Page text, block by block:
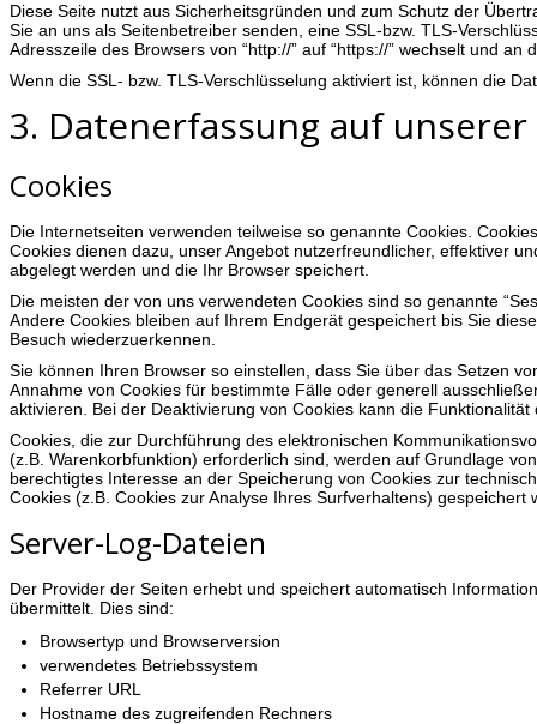
Diese Seite nutzt aus Sicherheitsgründen und zum Schutz der
Sie an uns als Seitenbetreiber senden, eine SSL-bzw. TLS-
Adresszeile des Browsers von “http://” auf “https://” wechselt und
Wenn die SSL- bzw. TLS-Verschlüsselung aktiviert ist, können die
3. Datenerfassung auf
Cookies
Die Internetseiten verwenden teilweise so genannte Cookies.
Cookies dienen dazu, unser Angebot nutzerfreundlicher, effektiver
abgelegt werden und die Ihr Browser speichert.
Die meisten der von uns verwendeten Cookies sind so genannte
Andere Cookies bleiben auf Ihrem Endgerät gespeichert bis Sie
Besuch wiederzuerkennen.
Sie können Ihren Browser so einstellen, dass Sie über das Setzen
Annahme von Cookies für bestimmte Fälle oder generell
aktivieren. Bei der Deaktivierung von Cookies kann die
Cookies, die zur Durchführung des elektronischen
(z.B. Warenkorbfunktion) erforderlich sind, werden auf Grundlage
berechtigtes Interesse an der Speicherung von Cookies zur
Cookies (z.B. Cookies zur Analyse Ihres Surfverhaltens)
Server-Log-Dateien
Der Provider der Seiten erhebt und speichert automatisch
übermittelt. Dies sind:
Browsertyp und Browserversion
verwendetes Betriebssystem
Referrer URL
Hostname des zugreifenden Rechners